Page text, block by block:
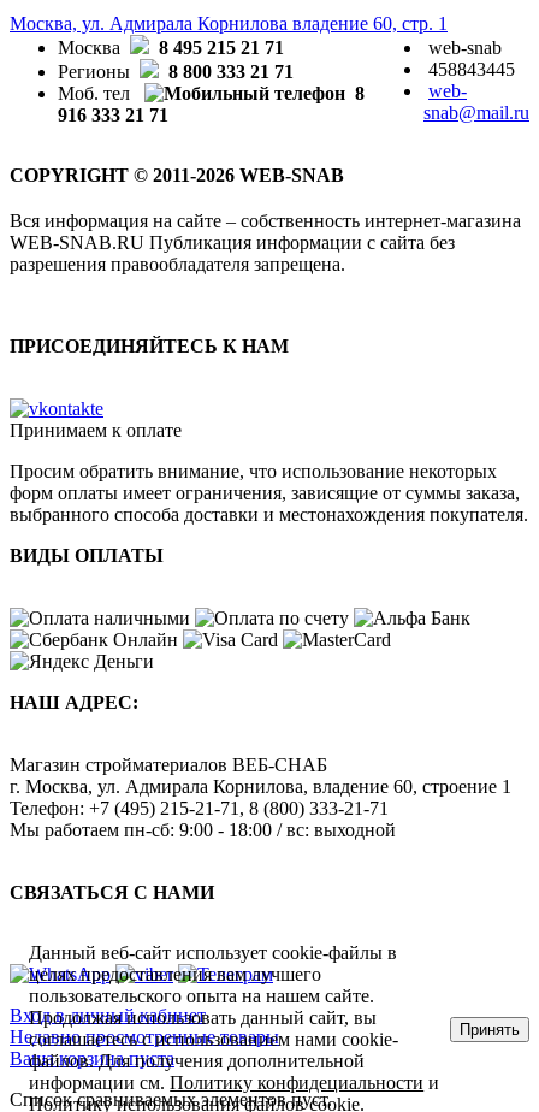
Москва, ул. Адмирала Корнилова владение 60, стр. 1
Москва
8 495 215 21 71
Регионы
8 800 333 21 71
Моб. тел
8
916 333 21 71
web-snab
458843445
web-
snab@mail.ru
COPYRIGHT © 2011-2026 WEB-SNAB
Вся информация на сайте – собственность интернет-магазина
WEB-SNAB.RU Публикация информации с сайта без
разрешения правообладателя запрещена.
ПРИСОЕДИНЯЙТЕСЬ К НАМ
Принимаем к оплате
Просим обратить внимание, что использование некоторых
форм оплаты имеет ограничения, зависящие от суммы заказа,
выбранного способа доставки и местонахождения покупателя.
ВИДЫ ОПЛАТЫ
НАШ АДРЕС:
Магазин стройматериалов ВЕБ-СНАБ
г. Москва, ул. Адмирала Корнилова, владение 60, строение 1
Телефон: +7 (495) 215-21-71 , 8 (800) 333-21-71
Мы работаем пн-сб: 9:00 - 18:00 / вс: выходной
СВЯЗАТЬСЯ С НАМИ
Вход в личный кабинет
Недавно просмотренные товары
Ваша корзина пуста
Список сравниваемых элементов пуст.
Данный веб-сайт использует cookie-файлы в
целях предоставления вам лучшего
пользовательского опыта на нашем сайте.
Продолжая использовать данный сайт, вы
соглашаетесь с использованием нами cookie-
файлов. Для получения дополнительной
информации см.Политику конфидециальности и
Политику использования файлов cookie.
Принять